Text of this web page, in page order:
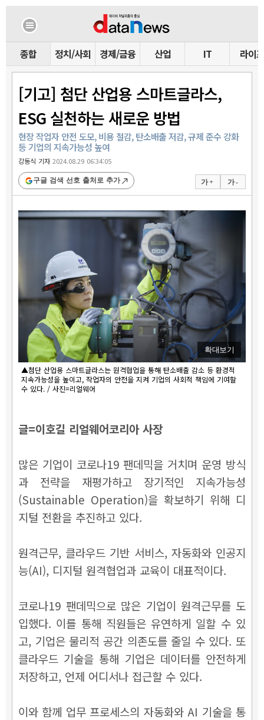
종합 정치/사회 경제/금융 산업 IT 라이프
[기고] 첨단 산업용 스마트글라스,
ESG 실천하는 새로운 방법
현장 작업자 안전 도모, 비용 절감, 탄소배출 저감, 규제 준수 강화
등 기업의 지속가능성 높여
강동식 기자2024.08.29 06:34:05
가 + 가 -
구글 검색 선호 출처로 추가
확대보기
▲첨단 산업용 스마트글라스는 원격협업을 통해 탄소배출 감소 등 환경적
지속가능성을 높이고, 작업자의 안전을 지켜 기업의 사회적 책임에 기여할
수 있다. / 사진=리얼웨어
글=이호길 리얼웨어코리아 사장
많은 기업이 코로나19 팬데믹을 거치며 운영 방식
과 전략을 재평가하고 장기적인 지속가능성
(Sustainable Operation)을 확보하기 위해 디
지털 전환을 추진하고 있다.
원격근무, 클라우드 기반 서비스, 자동화와 인공지
능(AI), 디지털 원격협업과 교육이 대표적이다.
코로나19 팬데믹으로 많은 기업이 원격근무를 도
입했다. 이를 통해 직원들은 유연하게 일할 수 있
고, 기업은 물리적 공간 의존도를 줄일 수 있다. 또
클라우드 기술을 통해 기업은 데이터를 안전하게
저장하고, 언제 어디서나 접근할 수 있다.
이와 함께 업무 프로세스의 자동화와 AI 기술을 통